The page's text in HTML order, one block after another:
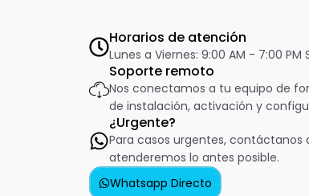
Horarios de atención
Lunes a Viernes: 9:00 AM - 7:00 PM
Soporte remoto
Nos conectamos a tu equipo de
de instalación, activación y
¿Urgente?
Para casos urgentes,
atenderemos lo antes posible.
Whatsapp Directo